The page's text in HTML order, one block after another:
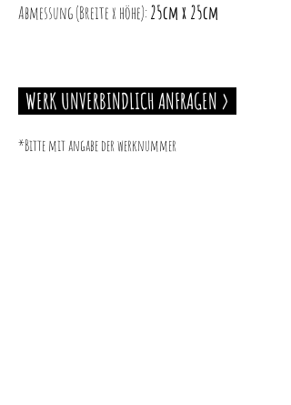
Abmessung (Breite x höhe):25cm x 25cm
WERK UNVERBINDLICH ANFRAGEN >
*Bitte mit angabe der werknummer